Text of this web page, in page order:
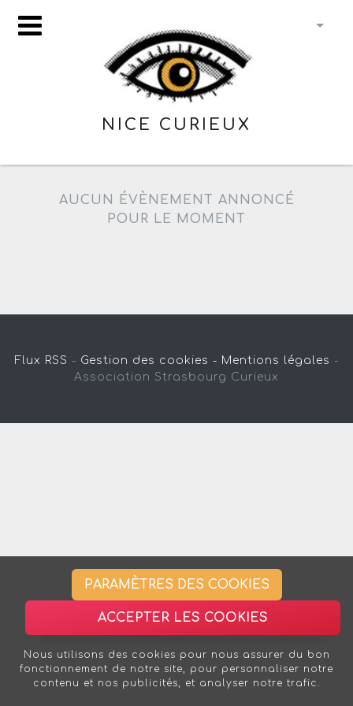
NICE CURIEUX
AUCUN ÉVÈNEMENT ANNONCÉ
POUR LE MOMENT
Flux RSS - Gestion des cookies - Mentions légales -
Association Strasbourg Curieux
PARAMÈTRES DES COOKIES
ACCEPTER LES COOKIES
Nous utilisons des cookies pour nous assurer du bon
fonctionnement de notre site, pour personnaliser notre
contenu et nos publicités, et analyser notre trafic.